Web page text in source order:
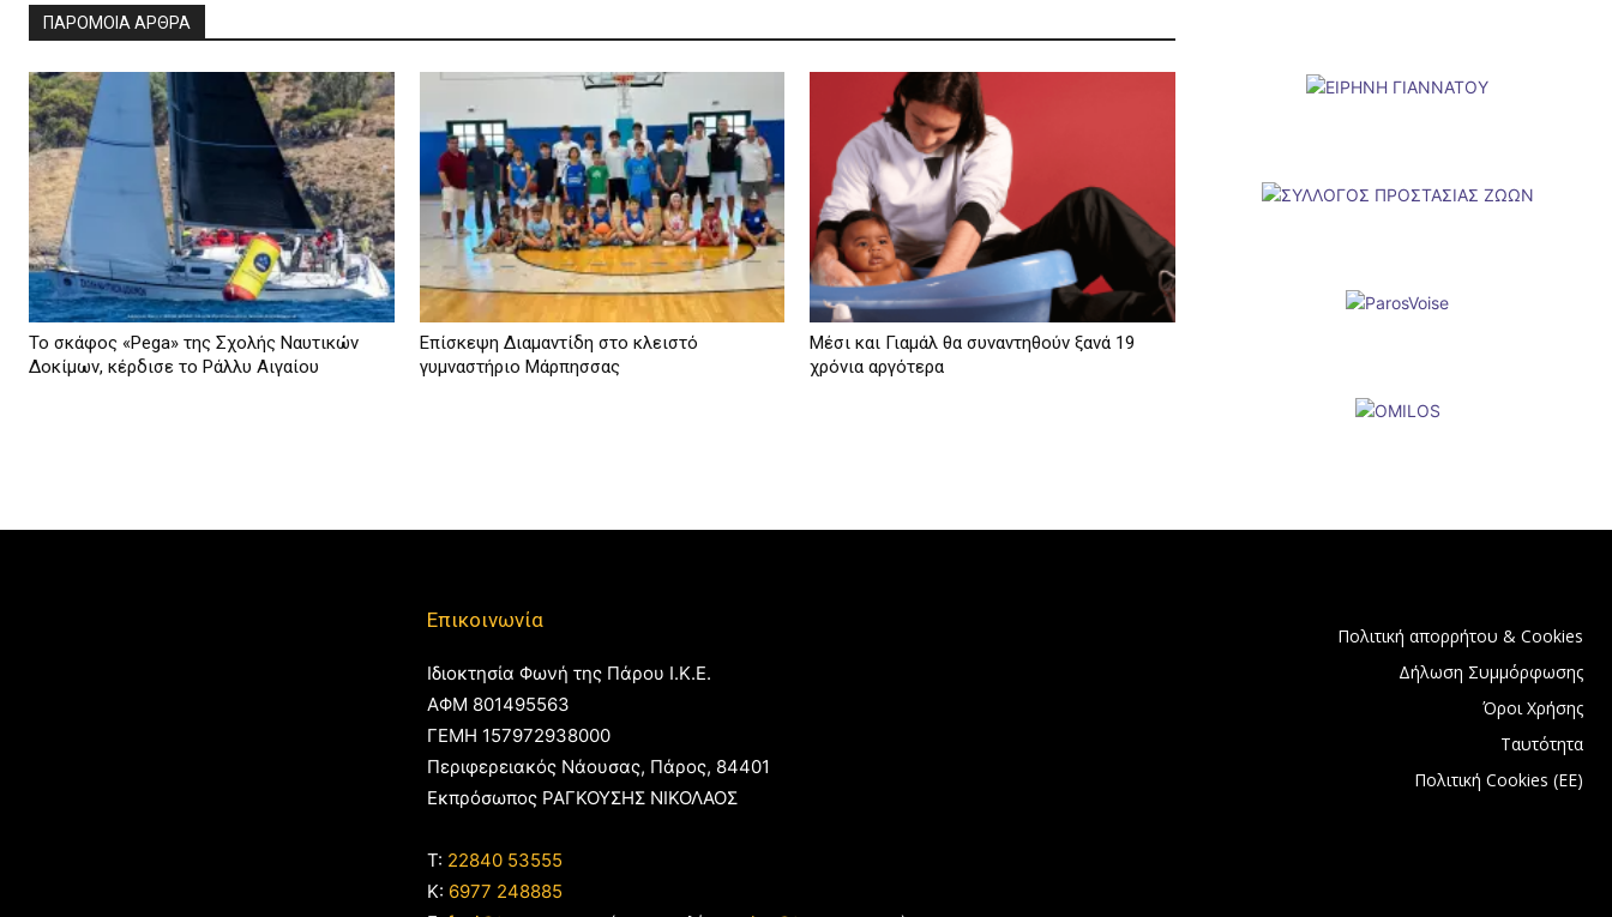
ΠΑΡΟΜΟΙΑ ΑΡΘΡΑ
To σκάφος «Pega» της Σχολής Ναυτικών
Δοκίμων, κέρδισε το Ράλλυ Αιγαίου
Επίσκεψη Διαμαντίδη στο κλειστό
γυμναστήριο Μάρπησσας
Μέσι και Γιαμάλ θα συναντηθούν ξανά 19
χρόνια αργότερα
Επικοινωνία
Ιδιοκτησία Φωνή της Πάρου Ι.Κ.Ε.
ΑΦΜ 801495563
ΓΕΜΗ 157972938000
Περιφερειακός Νάουσας, Πάρος, 84401
Εκπρόσωπος ΡΑΓΚΟΥΣΗΣ ΝΙΚΟΛΑΟΣ
T: 22840 53555
Κ: 6977 248885
Πολιτική απορρήτου & Cookies
Δήλωση Συμμόρφωσης
Όροι Χρήσης
Ταυτότητα
Πολιτική Cookies (ΕΕ)